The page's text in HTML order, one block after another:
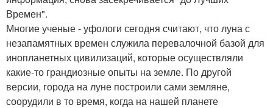
Времен".
Многие ученые - уфологи сегодня считают, что луна с
незапамятных времен служила перевалочной базой для
инопланетных цивилизаций, которые осуществляли
какие-то грандиозные опыты на земле. По другой
версии, города на луне построили сами земляне,
соорудили в то время, когда на нашей планете